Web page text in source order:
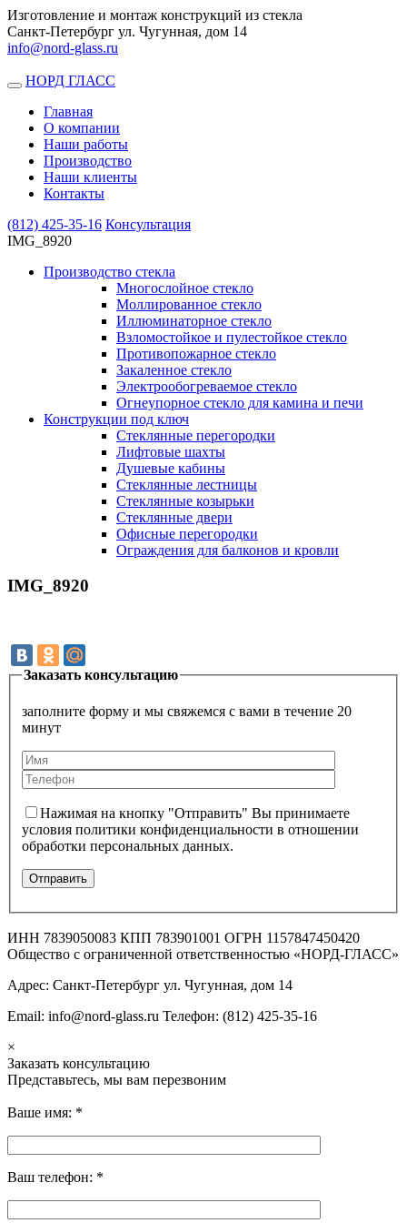
Изготовление и монтаж конструкций из стекла
Санкт-Петербург ул. Чугунная, дом 14
info@nord-glass.ru
Toggle
navigation
НОРД ГЛАСС
Главная
О компании
Наши работы
Производство
Наши клиенты
Контакты
(812) 425-35-16 Консультация
IMG_8920
Производство стекла
Многослойное стекло
Моллированное стекло
Иллюминаторное стекло
Взломостойкое и пулестойкое стекло
Противопожарное стекло
Закаленное стекло
Электрообогреваемое стекло
Огнеупорное стекло для камина и печи
Конструкции под ключ
Стеклянные перегородки
Лифтовые шахты
Душевые кабины
Cтеклянные лестницы
Cтеклянные козырьки
Cтеклянные двери
Офисные перегородки
Ограждения для балконов и кровли
IMG_8920
Заказать консультацию
заполните форму и мы свяжемся с вами в течение 20
минут
Нажимая на кнопку "Отправить" Вы принимаете
условия политики конфиденциальности в отношении
обработки персональных данных.
ИНН 7839050083 КПП 783901001 ОГРН 1157847450420
Общество с ограниченной ответственностью «НОРД-ГЛАСС»
Адрес: Санкт-Петербург ул. Чугунная, дом 14
Email: info@nord-glass.ru Телефон: (812) 425-35-16
×
Заказать консультацию
Представьтесь, мы вам перезвоним
Ваше имя: *
Ваш телефон: *